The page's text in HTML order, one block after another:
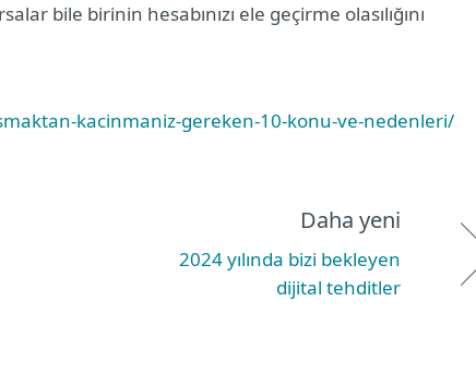
bile birinin hesabınızı ele geçirme olasılığını
kacinmaniz-gereken-10-konu-ve-nedenleri/
Daha yeni
2024 yılında bizi bekleyen
dijital tehditler